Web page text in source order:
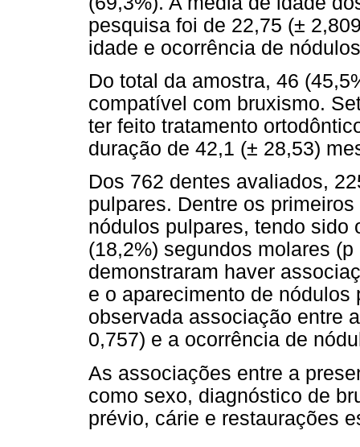
pesquisa foi de 22,75 (±
idade e ocorrência de
Do total da amostra, 46
compatível com bruxismo.
ter feito tratamento
duração de 42,1 (± 28,53)
Dos 762 dentes avaliados,
pulpares. Dentre os
nódulos pulpares, tendo sido
(18,2%) segundos molares
demonstraram haver
e o aparecimento de
observada associação entre
0,757) e a ocorrência de
As associações entre a
como sexo, diagnóstico de
prévio, cárie e restaurações